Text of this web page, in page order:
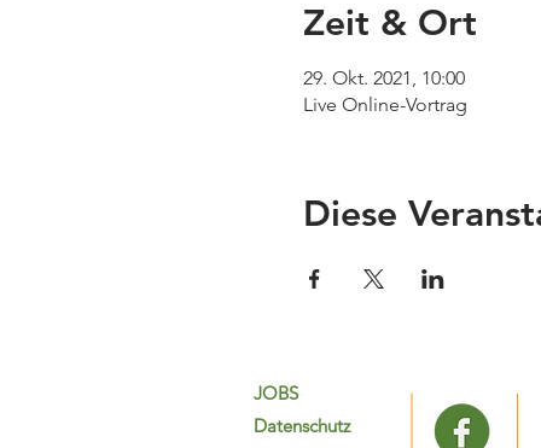
Zeit & Ort
29. Okt. 2021, 10:00
Live Online-Vortrag
Diese
JOBS
Datenschutz